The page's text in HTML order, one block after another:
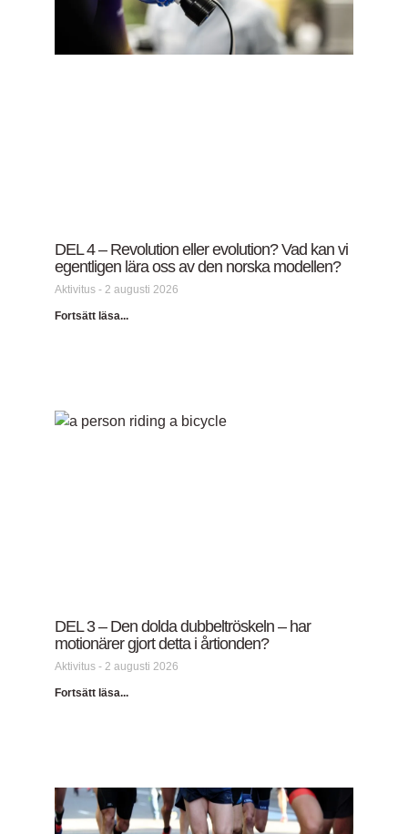
DEL 4 – Revolution eller evolution? Vad kan vi
egentligen lära oss av den norska modellen?
Aktivitus 2 augusti 2026
Fortsätt läsa...
DEL 3 – Den dolda dubbeltröskeln – har
motionärer gjort detta i årtionden?
Aktivitus 2 augusti 2026
Fortsätt läsa...